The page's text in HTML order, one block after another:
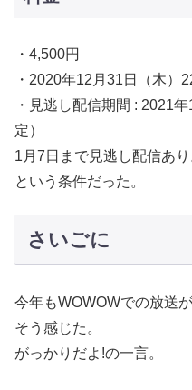
・4,500円
・2020年12月31日（木）
・見逃し配信期間 : 2021
定）
1月7日まで見逃し配信あり
という条件だった。
さいごに
今年もWOWOWでの放送
そう感じた。
がっかりだよ!の一言。